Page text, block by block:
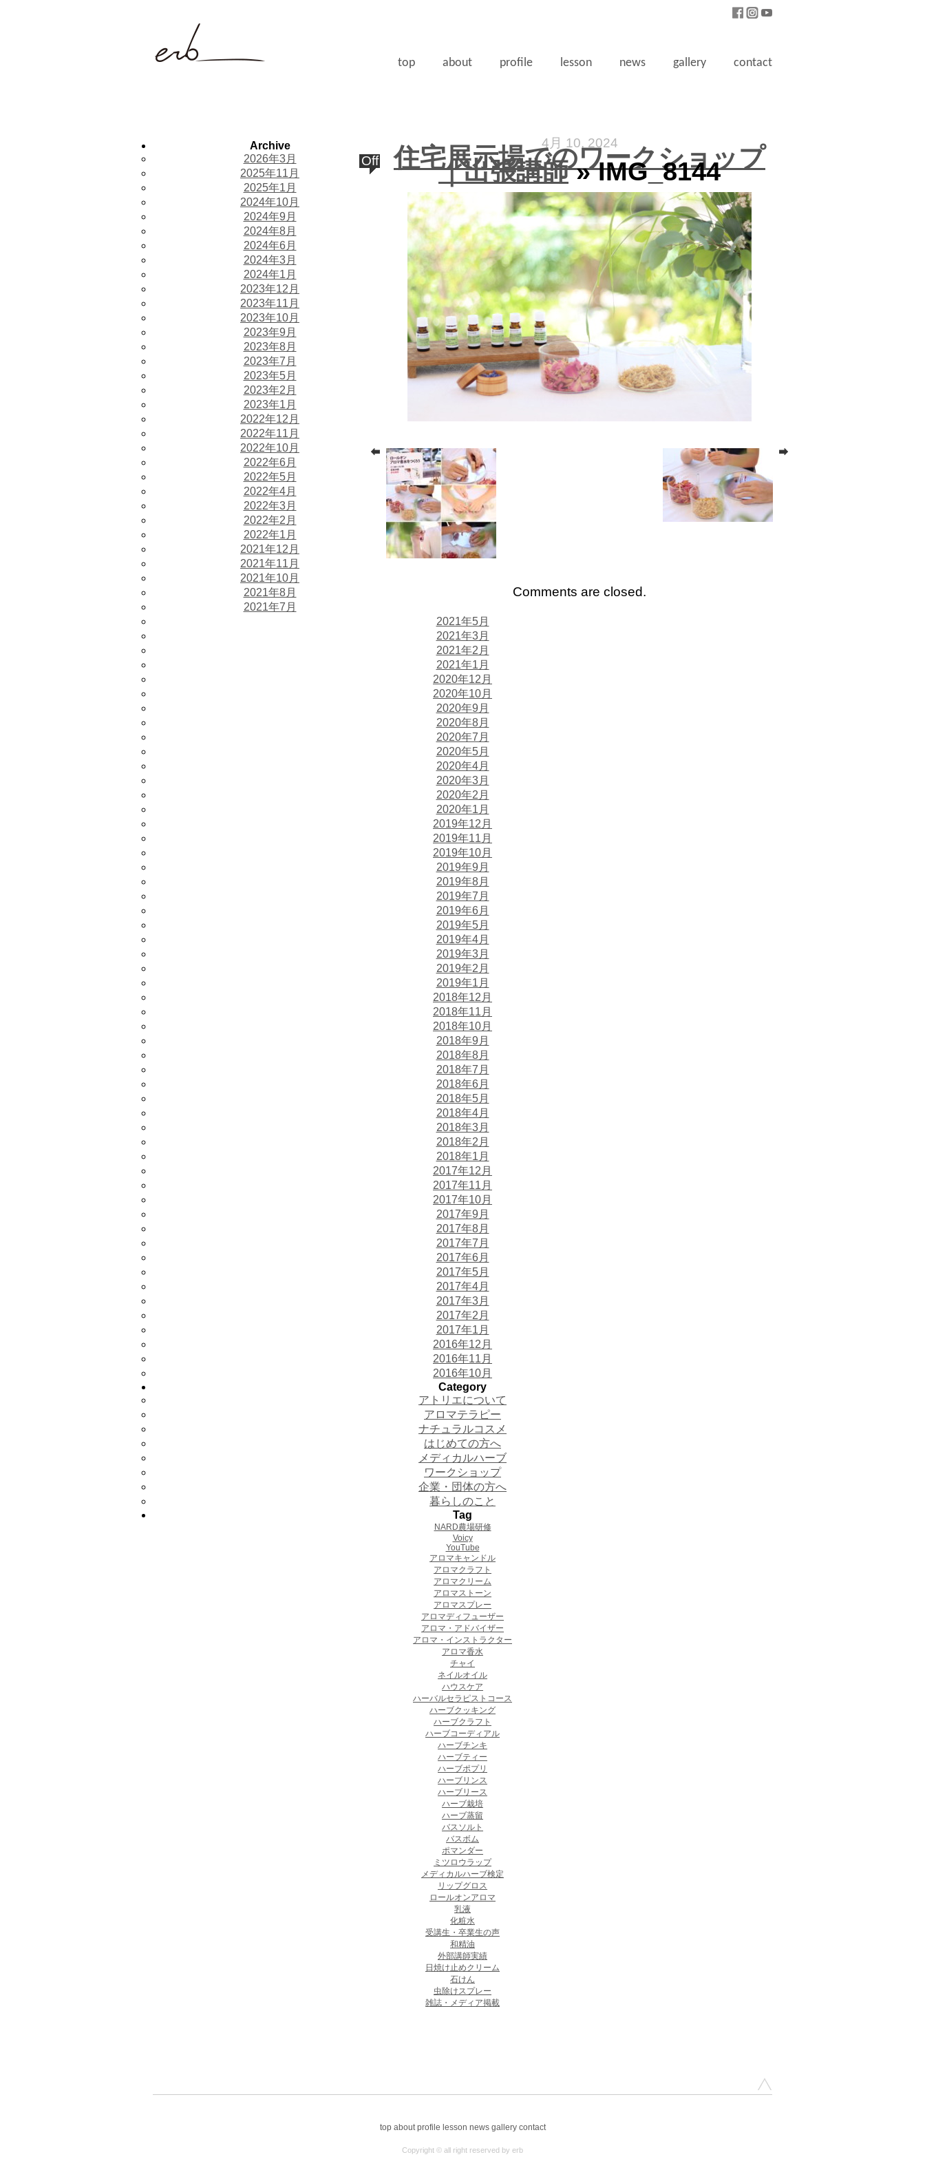
top about profile lesson news gallery contact
4月 10, 2024
Off
住宅展示場でのワークショップ
｜出張講師» IMG_8144
Comments are closed.
Archive
2026年3月
2025年11月
2025年1月
2024年10月
2024年9月
2024年8月
2024年6月
2024年3月
2024年1月
2023年12月
2023年11月
2023年10月
2023年9月
2023年8月
2023年7月
2023年5月
2023年2月
2023年1月
2022年12月
2022年11月
2022年10月
2022年6月
2022年5月
2022年4月
2022年3月
2022年2月
2022年1月
2021年12月
2021年11月
2021年10月
2021年8月
2021年7月
2021年5月
2021年3月
2021年2月
2021年1月
2020年12月
2020年10月
2020年9月
2020年8月
2020年7月
2020年5月
2020年4月
2020年3月
2020年2月
2020年1月
2019年12月
2019年11月
2019年10月
2019年9月
2019年8月
2019年7月
2019年6月
2019年5月
2019年4月
2019年3月
2019年2月
2019年1月
2018年12月
2018年11月
2018年10月
2018年9月
2018年8月
2018年7月
2018年6月
2018年5月
2018年4月
2018年3月
2018年2月
2018年1月
2017年12月
2017年11月
2017年10月
2017年9月
2017年8月
2017年7月
2017年6月
2017年5月
2017年4月
2017年3月
2017年2月
2017年1月
2016年12月
2016年11月
2016年10月
Category
アトリエについて
アロマテラピー
ナチュラルコスメ
はじめての方へ
メディカルハーブ
ワークショップ
企業・団体の方へ
暮らしのこと
Tag
NARD農場研修
Voicy
YouTube
アロマキャンドル
アロマクラフト
アロマクリーム
アロマストーン
アロマスプレー
アロマディフューザー
アロマ・アドバイザー
アロマ・インストラクター
アロマ香水
チャイ
ネイルオイル
ハウスケア
ハーバルセラピストコース
ハーブクッキング
ハーブクラフト
ハーブコーディアル
ハーブチンキ
ハーブティー
ハーブポプリ
ハーブリンス
ハーブリース
ハーブ栽培
ハーブ蒸留
バスソルト
バスボム
ポマンダー
ミツロウラップ
メディカルハーブ検定
リップグロス
ロールオンアロマ
乳液
化粧水
受講生・卒業生の声
和精油
外部講師実績
日焼け止めクリーム
石けん
虫除けスプレー
雑誌・メディア掲載
top about profile lesson news gallery contact
Copyright © all right reserved by erb